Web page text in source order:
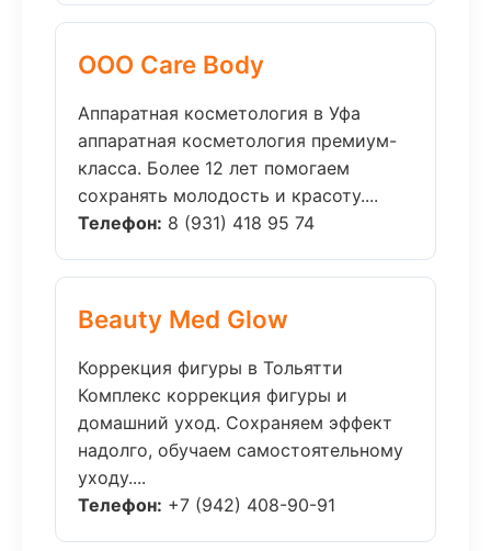
ООО Care Body
Аппаратная косметология в Уфа
аппаратная косметология премиум-
класса. Более 12 лет помогаем
сохранять молодость и красоту....
Телефон: 8 (931) 418 95 74
Beauty Med Glow
Коррекция фигуры в Тольятти
Комплекс коррекция фигуры и
домашний уход. Сохраняем эффект
надолго, обучаем самостоятельному
уходу....
Телефон: +7 (942) 408-90-91